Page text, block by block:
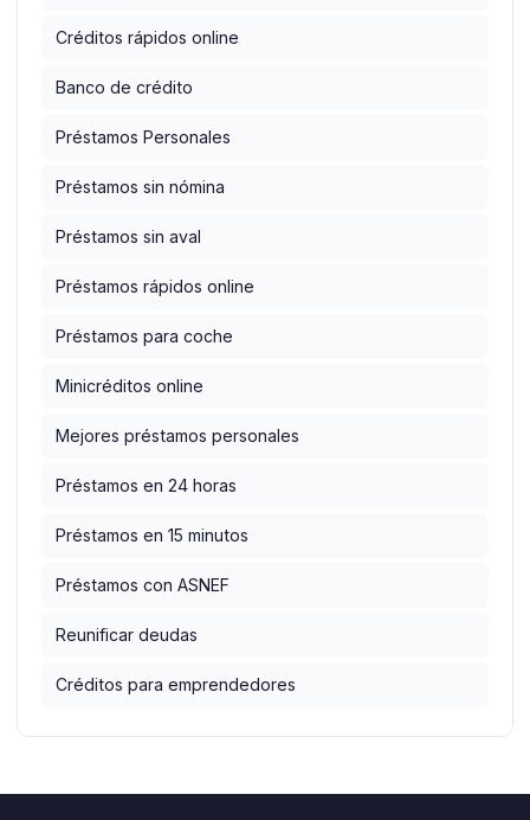
Créditos rápidos online
Banco de crédito
Préstamos Personales
Préstamos sin nómina
Préstamos sin aval
Préstamos rápidos online
Préstamos para coche
Minicréditos online
Mejores préstamos personales
Préstamos en 24 horas
Préstamos en 15 minutos
Préstamos con ASNEF
Reunificar deudas
Créditos para emprendedores